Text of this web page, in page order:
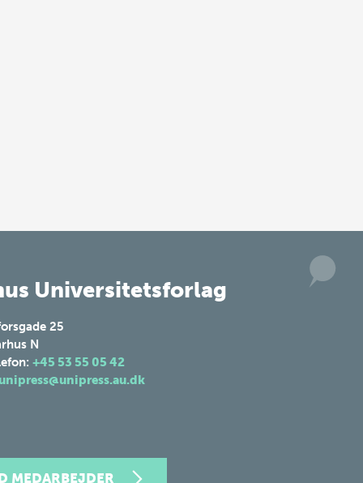
Universitetsforlag
25
N
+45 53 55 05 42
MEDARBEJDER